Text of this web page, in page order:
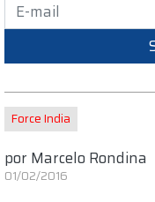
Force India
por Marcelo Rondina
01/02/2016